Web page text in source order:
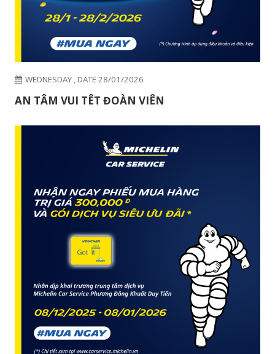
WEDNESDAY , DATE 28/01/2026
AN TÂM VUI TÊT ĐOÀN VIÊN